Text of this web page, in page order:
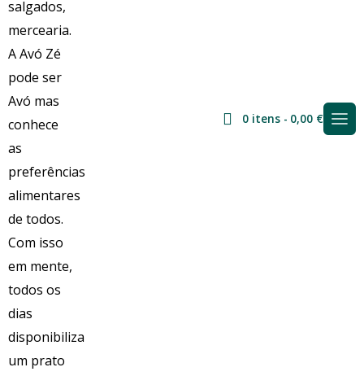
0 itens 0,00 €
Descartaveis
0,00€
Ingredientes
Preparação